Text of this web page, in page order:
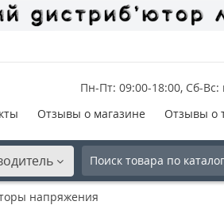
Пн-Пт: 09:00-18:00, Сб-Вс:
Отзывы о магазине Отзывы о
напряжения